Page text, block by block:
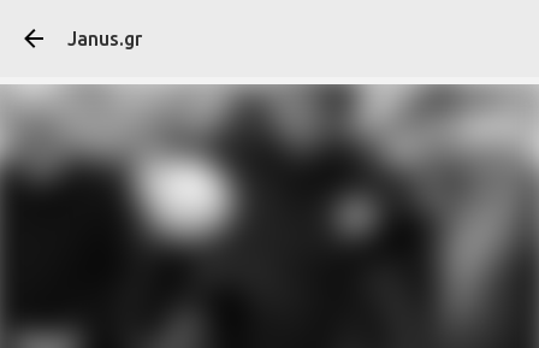
Janus.gr